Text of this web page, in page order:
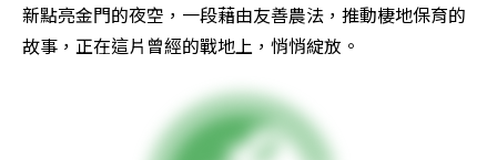
新點亮金門的夜空，一段藉由友善農法，推動棲地保育的
故事，正在這片曾經的戰地上，悄悄綻放。